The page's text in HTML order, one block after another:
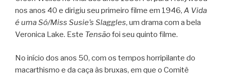
nos anos 40 e dirigiu seu primeiro filme em 1946, A Vida
é uma Só/Miss Susie’s Slaggles, um drama com a bela
Veronica Lake. Este Tensãofoi seu quinto filme.
No início dos anos 50, com os tempos horripilante do
macarthismo e da caça às bruxas, em que o Comitê